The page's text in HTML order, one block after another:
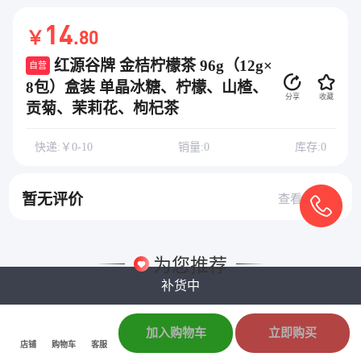
￥ 14.80
自营
红源谷牌 金桔柠檬茶 96g（12g×
8包）盒装 单晶冰糖、柠檬、山楂、
贡菊、茉莉花、枸杞茶
分享 收藏
快递:￥0-10 销量:0 库存:0
暂无评价 查看全部
为您推荐
补货中
店铺 购物车 客服
加入购物车 立即购买